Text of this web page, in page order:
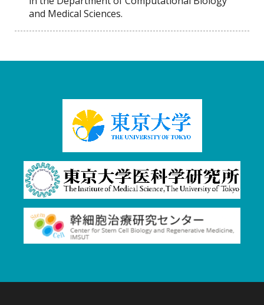
and Medical Sciences.